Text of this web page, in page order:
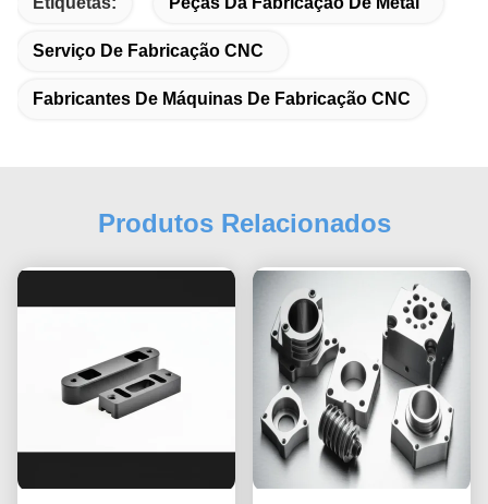
Serviço De Fabricação CNC
Fabricantes De Máquinas De Fabricação CNC
Produtos Relacionados